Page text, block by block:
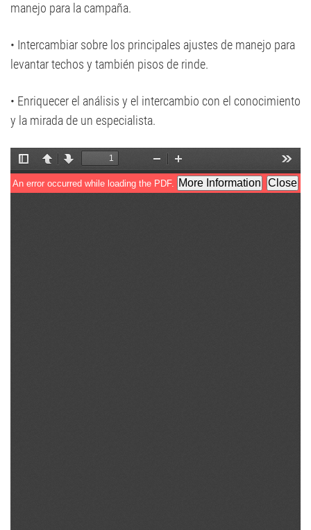
manejo para la campaña.
• Intercambiar sobre los principales ajustes de manejo para
levantar techos y también pisos de rinde.
• Enriquecer el análisis y el intercambio con el conocimiento
y la mirada de un especialista.